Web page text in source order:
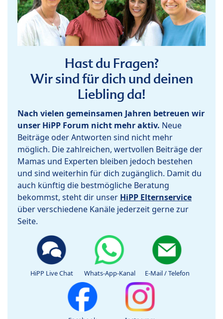
Hast du Fragen?
Wir sind für dich und deinen
Liebling da!
Nach vielen gemeinsamen Jahren betreuen wir
unser HiPP Forum nicht mehr aktiv. Neue
Beiträge oder Antworten sind nicht mehr
möglich. Die zahlreichen, wertvollen Beiträge der
Mamas und Experten bleiben jedoch bestehen
und sind weiterhin für dich zugänglich. Damit du
auch künftig die bestmögliche Beratung
bekommst, steht dir unser HiPP Elternservice
über verschiedene Kanäle jederzeit gerne zur
Seite.
HiPP Live Chat Whats-App-Kanal E-Mail / Telefon